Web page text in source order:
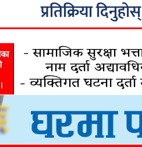
प्रतिक्रिया दिनुहोस्